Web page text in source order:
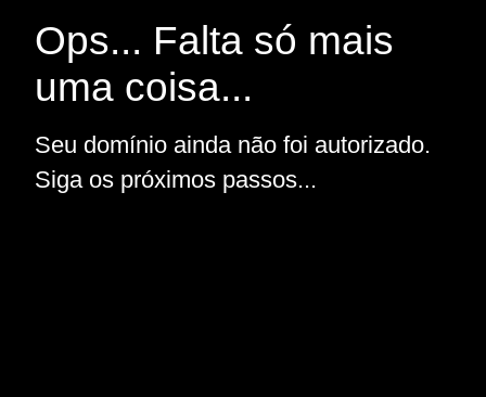
Ops... Falta só mais
uma coisa...
Seu domínio ainda não foi autorizado.
Siga os próximos passos...